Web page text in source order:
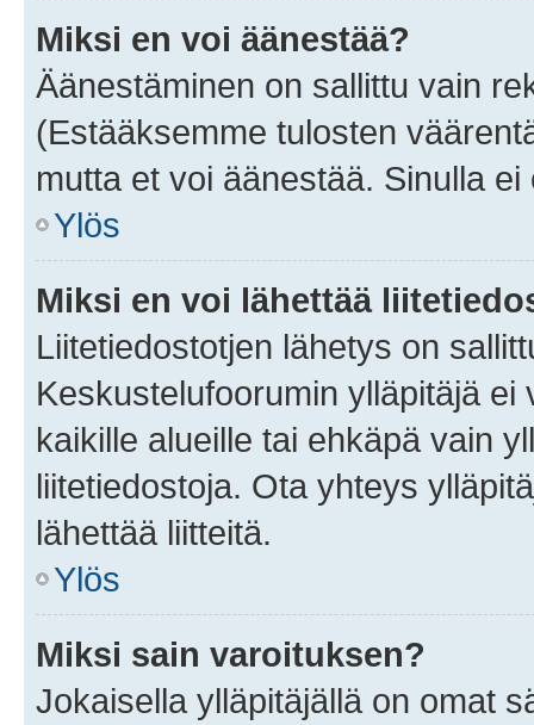
Miksi en voi äänestää?
Äänestäminen on sallittu vain
(Estääksemme tulosten
mutta et voi äänestää. Sinulla
Ylös
Miksi en voi lähettää
Liitetiedostotjen lähetys on
Keskustelufoorumin ylläpitäjä
kaikille alueille tai ehkäpä vain
liitetiedostoja. Ota yhteys
lähettää liitteitä.
Ylös
Miksi sain varoituksen?
Jokaisella ylläpitäjällä on omat